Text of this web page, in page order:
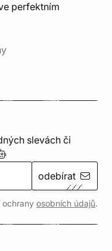
perfektním
slevách či
odebírat
ochrany osobních údajů.